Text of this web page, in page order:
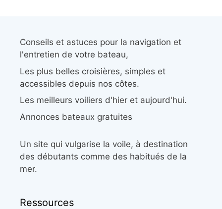
Conseils et astuces pour la navigation et
l'entretien de votre bateau,
Les plus belles croisières, simples et
accessibles depuis nos côtes.
Les meilleurs voiliers d'hier et aujourd'hui.
Annonces bateaux gratuites
Un site qui vulgarise la voile, à destination
des débutants comme des habitués de la
mer.
Ressources